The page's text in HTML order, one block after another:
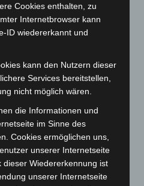
Cookies enthalten, zu
Internetbrowser kann
ID wiedererkannt und
kann den Nutzern dieser
Services bereitstellen,
nicht möglich wären.
die Informationen und
im Sinne des
Cookies ermöglichen uns,
unserer Internetseite
Wiedererkennung ist
unserer Internetseite